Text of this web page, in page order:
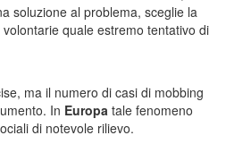
soluzione al problema, sceglie la
quale estremo tentativo di
ma il numero di casi di mobbing
In Europa tale fenomeno
di notevole rilievo.